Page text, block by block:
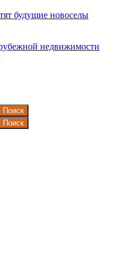
будущие новоселы
недвижимости